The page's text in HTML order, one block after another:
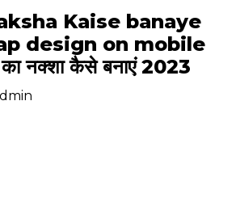
Kaise banaye
design on mobile
का नक्शा कैसे बनाएं 2023